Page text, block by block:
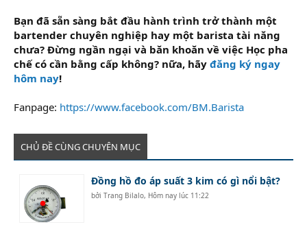
Bạn đã sẵn sàng bắt đầu hành trình trở thành một
bartender chuyên nghiệp hay một barista tài năng
chưa? Đừng ngần ngại và băn khoăn về việc Học pha
chế có cần bằng cấp không? nữa, hãy đăng ký ngay
hôm nay!
Fanpage: https://www.facebook.com/BM.Barista
CHỦ ĐỀ CÙNG CHUYÊN MỤC
Đồng hồ đo áp suất 3 kim có gì nổi bật?
bởiTrang Bilalo, Hôm nay lúc 11:22